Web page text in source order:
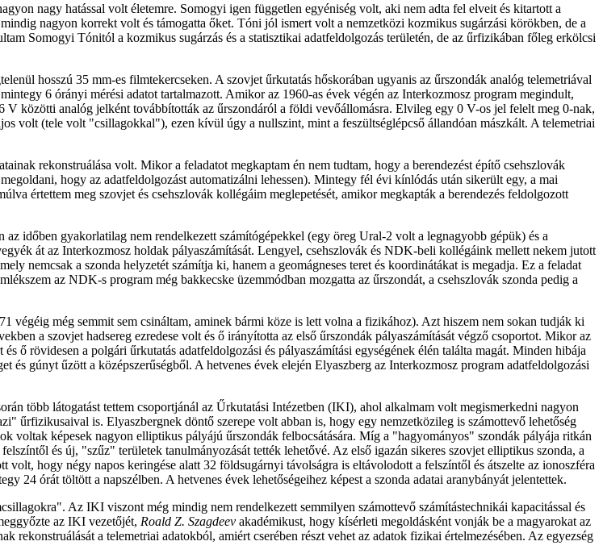
nagy hatással volt életemre. Somogyi igen független egyéniség volt, aki nem adta fel elveit és kitartott a
nagyon korrekt volt és támogatta őket. Tóni jól ismert volt a nemzetközi kozmikus sugárzási körökben, de a
Somogyi Tónitól a kozmikus sugárzás és a statisztikai adatfeldolgozás területén, de az űrfizikában főleg erkölcsi
hosszú 35 mm-es filmtekercseken. A szovjet űrkutatás hőskorában ugyanis az űrszondák analóg telemetriával
6 órányi mérési adatot tartalmazott. Amikor az 1960-as évek végén az Interkozmosz program megindult,
V közötti analóg jelként továbbították az űrszondáról a földi vevőállomásra. Elvileg egy 0 V-os jel felelt meg 0-nak,
volt (tele volt "csillagokkal"), ezen kívül úgy a nullszint, mint a feszültséglépcső állandóan mászkált. A telemetriai
rekonstruálása volt. Mikor a feladatot megkaptam én nem tudtam, hogy a berendezést építő csehszlovák
hogy az adatfeldolgozást automatizálni lehessen). Mintegy fél évi kínlódás után sikerült egy, a mai
értettem meg szovjet és csehszlovák kollégáim meglepetését, amikor megkapták a berendezés feldolgozott
időben gyakorlatilag nem rendelkezett számítógépekkel (egy öreg Ural-2 volt a legnagyobb gépük) és a
át az Interkozmosz holdak pályaszámítását. Lengyel, csehszlovák és NDK-beli kollégáink mellett nekem jutott
nemcsak a szonda helyzetét számítja ki, hanem a geomágneses teret és koordinátákat is megadja. Ez a feladat
az NDK-s program még bakkecske üzemmódban mozgatta az űrszondát, a csehszlovák szonda pedig a
végéig még semmit sem csináltam, aminek bármi köze is lett volna a fizikához). Azt hiszem nem sokan tudják ki
a szovjet hadsereg ezredese volt és ő irányította az első űrszondák pályaszámítását végző csoportot. Mikor az
ő rövidesen a polgári űrkutatás adatfeldolgozási és pályaszámítási egységének élén találta magát. Minden hibája
és gúnyt űzött a középszerűségből. A hetvenes évek elején Elyaszberg az Interkozmosz program adatfeldolgozási
több látogatást tettem csoportjánál az Űrkutatási Intézetben (IKI), ahol alkalmam volt megismerkedni nagyon
űrfizikusaival is. Elyaszbergnek döntő szerepe volt abban is, hogy egy nemzetközileg is számottevő lehetőség
voltak képesek nagyon elliptikus pályájú űrszondák felbocsátására. Míg a "hagyományos" szondák pályája ritkán
és új, "szűz" területek tanulmányozását tették lehetővé. Az első igazán sikeres szovjet elliptikus szonda, a
hogy négy napos keringése alatt 32 földsugárnyi távolságra is eltávolodott a felszíntől és átszelte az ionoszféra
24 órát töltött a napszélben. A hetvenes évek lehetőségeihez képest a szonda adatai aranybányát jelentettek.
Az IKI viszont még mindig nem rendelkezett semmilyen számottevő számítástechnikái kapacitással és
az IKI vezetőjét, Roald Z. Szagdeev akadémikust, hogy kísérleti megoldásként vonják be a magyarokat az
rekonstruálását a telemetriai adatokból, amiért cserében részt vehet az adatok fizikai értelmezésében. Az egyezség